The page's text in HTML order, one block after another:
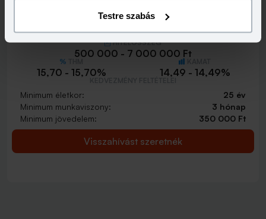
Testre szabás
HITELÖSSZEG
500 000 - 7 000 000 Ft
15,70 - 15,70% 14,49 - 14,49%
Minimum életkor:
25 év
Minimum munkaviszony:
3 hónap
Minimum jövedelem:
350 000 Ft
Visszahívást szeretnék